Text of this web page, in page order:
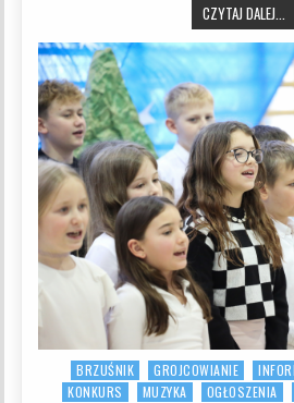
CZYTAJ DALEJ...
Posted in
BRZUŚNIK GROJCOWIANIE
KONKURS
MUZYKA OGŁOSZENIA